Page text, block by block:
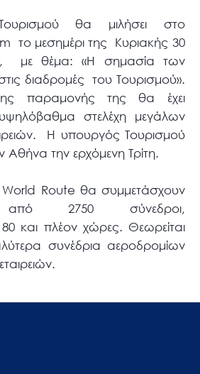
θα μιλήσει στο
το μεσημέρι της Κυριακής 30
με θέμα: «Η σημασία των
διαδρομές του Τουρισμού».
παραμονής της θα έχει
στελέχη μεγάλων
Η υπουργός Τουρισμού
Αθήνα την ερχόμενη Τρίτη.
World Route θα συμμετάσχουν
από 2750 σύνεδροι,
και πλέον χώρες. Θεωρείται
συνέδρια αεροδρομίων